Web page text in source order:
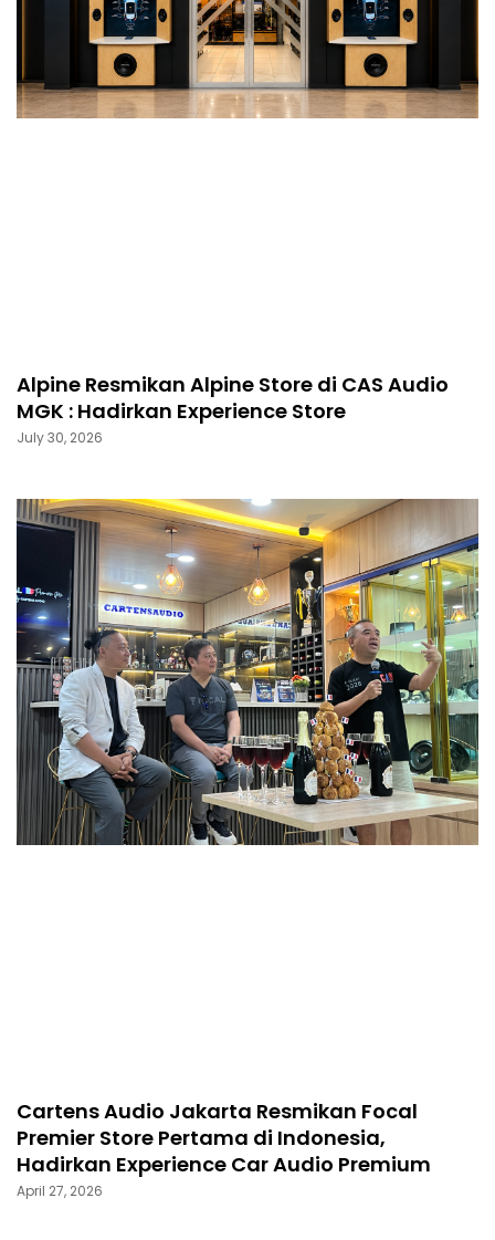
Alpine Resmikan Alpine Store di CAS Audio
MGK : Hadirkan Experience Store
July 30, 2026
Cartens Audio Jakarta Resmikan Focal
Premier Store Pertama di Indonesia,
Hadirkan Experience Car Audio Premium
April 27, 2026